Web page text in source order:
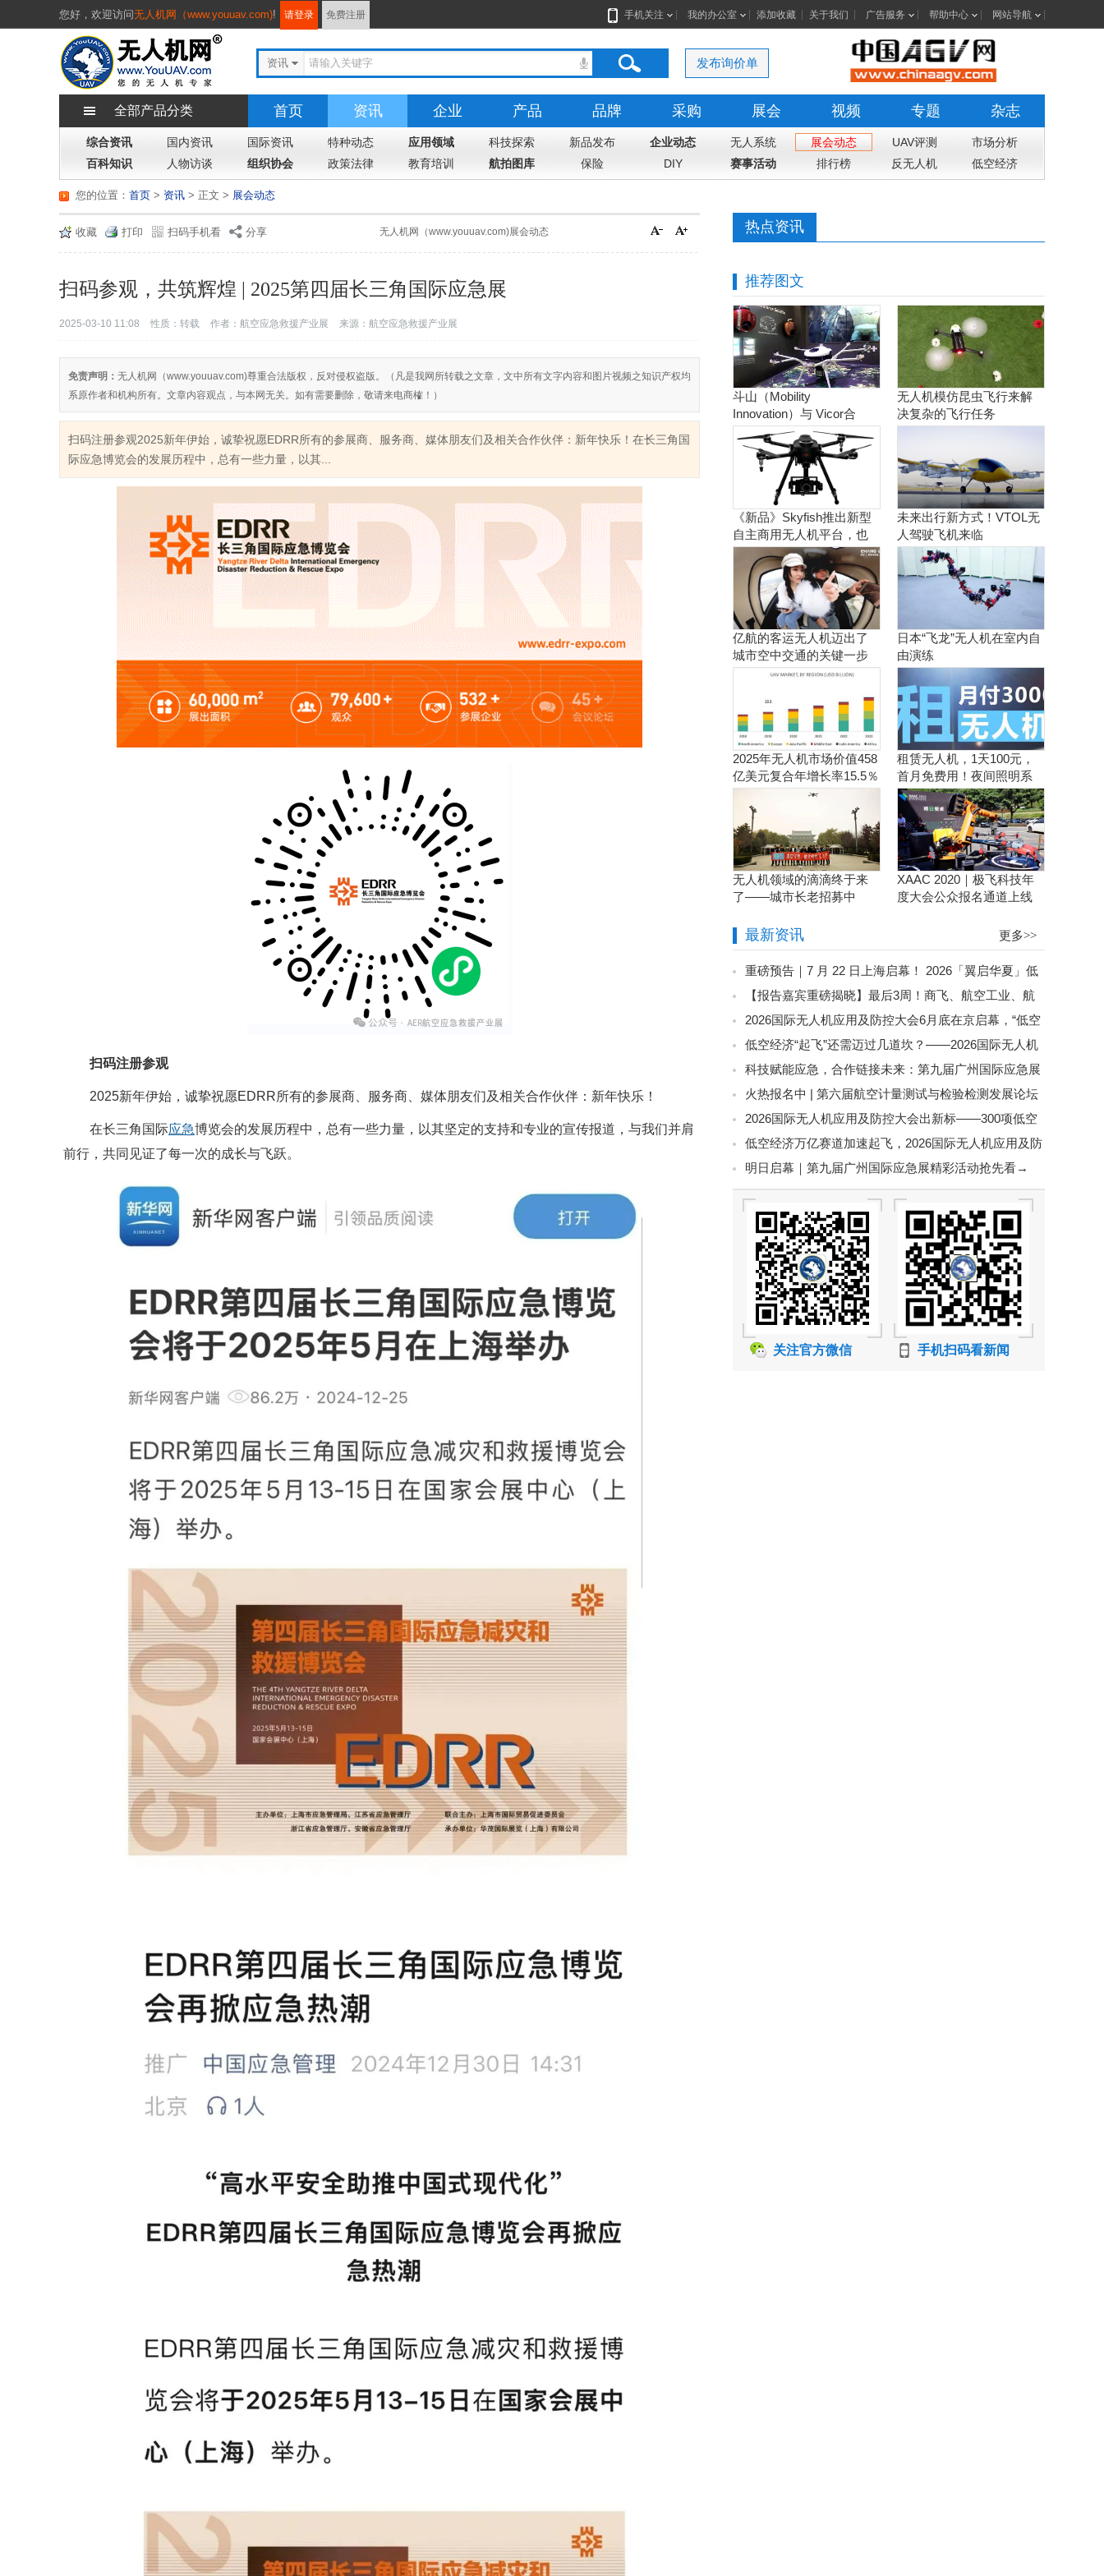
您好， 欢迎访问无人机网（www.youuav.com)! 请登录 免费注册 手机关注 我的办公室 添加收藏 关于我们 广告服务 帮助中心 网站导航
资讯 发布询价单
全部产品分类 首页 资讯 企业 产品 品牌 采购 展会 视频 专题 杂志
综合资讯 国内资讯 国际资讯 特种动态 应用领域 科技探索 新品发布 企业动态 无人系统 展会动态 UAV评测
市场分析
百科知识
人物访谈 组织协会 政策法律 教育培训 航拍图库 保险 DIY 赛事活动 排行榜 反无人机 低空经济
您的位置： 首页 > 资讯 > 展会动态
> 正文
收藏 打印 扫码手机看 分享 无人机网（www.youuav.com)展会动态
扫码参观，共筑辉煌 | 2025第四届长三角国际应急展
2025-03-10 11:08 性质：转载 作者：航空应急救援产业展 来源：航空应急救援产业展
免责声明： 无人机网（www.youuav.com)尊重合法版权，反对侵权盗版。（凡是我网所转载之文章，文中所有文字内容和图片视频之知识产权均
系原作者和机构所有。文章内容观点，与本网无关。如有需要删除，敬请来电商榷！）
扫码注册参观2025新年伊始，诚挚祝愿EDRR所有的参展商、服务商、媒体朋友们及相关合作伙伴：新年快乐！在长三角国
际应急博览会的发展历程中，总有一些力量，以其...
扫码注册参观
2025新年伊始，诚挚祝愿EDRR所有的参展商、服务商、媒体朋友们及相关合作伙伴：新年快乐！
在长三角国际应急博览会的发展历程中，总有一些力量，以其坚定的支持和专业的宣传报道，与我们并肩
前行，共同见证了每一次的成长与飞跃。
热点资讯
推荐图文
斗山（Mobility
Innovation）与 Vicor合
作。实现商用氢燃料电池
无人机
无人机模仿昆虫飞行来解
决复杂的飞行任务
《新品》Skyfish推出新型
自主商用无人机平台，也
可搭载Sony Alpha相机
未来出行新方式！VTOL无
人驾驶飞机来临
亿航的客运无人机迈出了
城市空中交通的关键一步
日本“飞龙”无人机在室内自
由演练
2025年无人机市场价值458
亿美元复合年增长率15.5％
租赁无人机，1天100元，
首月免费用！夜间照明系
统施工、抢险、应急救援
利器！
无人机领域的滴滴终于来
了——城市长老招募中
XAAC 2020｜极飞科技年
度大会公众报名通道上线
最新资讯 更多>>
重磅预告｜7 月 22 日上海启幕！ 2026「翼启华夏」低
空经济生态共建中国行・上海总站暨 第二届全国低空行业
会长论坛盛大来袭
【报告嘉宾重磅揭晓】最后3周！商飞、航空工业、航
发集团、eVTOL企业齐聚苏州，第六届航空计量测试与检
验检测发展论坛即将启幕
2026国际无人机应用及防控大会6月底在京启幕，“低空
经济第一城”最新战况即将揭晓
低空经济“起飞”还需迈过几道坎？——2026国际无人机
应用及防控大会邀您共探政策落地路径
科技赋能应急，合作链接未来：第九届广州国际应急展
圆满落幕！
火热报名中 | 第六届航空计量测试与检验检测发展论坛
邀您7月28-29日相聚苏州！
2026国际无人机应用及防控大会出新标——300项低空
经济标准铺路，行业告别“野蛮生长”
低空经济万亿赛道加速起飞，2026国际无人机应用及防
控大会6月底将在京启幕
明日启幕｜第九届广州国际应急展精彩活动抢先看→
关注官方微信 手机扫码看新闻